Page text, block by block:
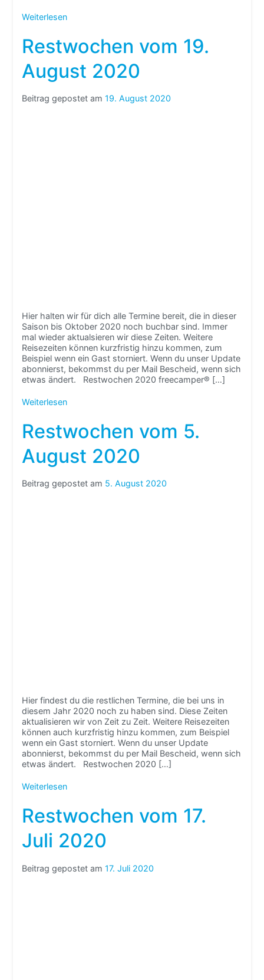
Weiterlesen
Restwochen vom 19.
August 2020
Beitrag gepostet am19. August 2020
Hier halten wir für dich alle Termine bereit, die in dieser
Saison bis Oktober 2020 noch buchbar sind. Immer
mal wieder aktualsieren wir diese Zeiten. Weitere
Reisezeiten können kurzfristig hinzu kommen, zum
Beispiel wenn ein Gast storniert. Wenn du unser Update
abonnierst, bekommst du per Mail Bescheid, wenn sich
etwas ändert. Restwochen 2020 freecamper® […]
Weiterlesen
Restwochen vom 5.
August 2020
Beitrag gepostet am 5. August 2020
Hier findest du die restlichen Termine, die bei uns in
diesem Jahr 2020 noch zu haben sind. Diese Zeiten
aktualisieren wir von Zeit zu Zeit. Weitere Reisezeiten
können auch kurzfristig hinzu kommen, zum Beispiel
wenn ein Gast storniert. Wenn du unser Update
abonnierst, bekommst du per Mail Bescheid, wenn sich
etwas ändert. Restwochen 2020 […]
Weiterlesen
Restwochen vom 17.
Juli 2020
Beitrag gepostet am17. Juli 2020